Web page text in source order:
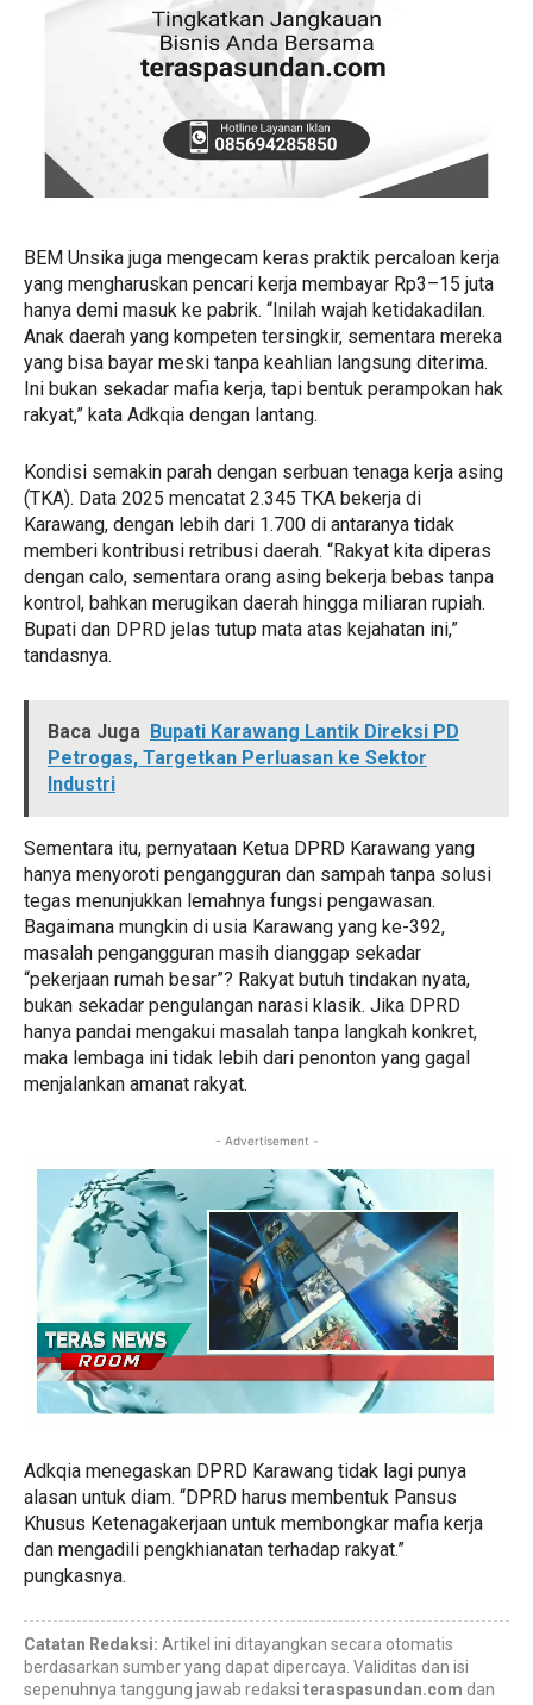
BEM Unsika juga mengecam keras praktik percaloan kerja
yang mengharuskan pencari kerja membayar Rp3–15 juta
hanya demi masuk ke pabrik. “Inilah wajah ketidakadilan.
Anak daerah yang kompeten tersingkir, sementara mereka
yang bisa bayar meski tanpa keahlian langsung diterima.
Ini bukan sekadar mafia kerja, tapi bentuk perampokan hak
rakyat,” kata Adkqia dengan lantang.
Kondisi semakin parah dengan serbuan tenaga kerja asing
(TKA). Data 2025 mencatat 2.345 TKA bekerja di
Karawang, dengan lebih dari 1.700 di antaranya tidak
memberi kontribusi retribusi daerah. “Rakyat kita diperas
dengan calo, sementara orang asing bekerja bebas tanpa
kontrol, bahkan merugikan daerah hingga miliaran rupiah.
Bupati dan DPRD jelas tutup mata atas kejahatan ini,”
tandasnya.
Baca Juga Bupati Karawang Lantik Direksi PD
Petrogas, Targetkan Perluasan ke Sektor
Industri
Sementara itu, pernyataan Ketua DPRD Karawang yang
hanya menyoroti pengangguran dan sampah tanpa solusi
tegas menunjukkan lemahnya fungsi pengawasan.
Bagaimana mungkin di usia Karawang yang ke-392,
masalah pengangguran masih dianggap sekadar
“pekerjaan rumah besar”? Rakyat butuh tindakan nyata,
bukan sekadar pengulangan narasi klasik. Jika DPRD
hanya pandai mengakui masalah tanpa langkah konkret,
maka lembaga ini tidak lebih dari penonton yang gagal
menjalankan amanat rakyat.
- Advertisement -
Adkqia menegaskan DPRD Karawang tidak lagi punya
alasan untuk diam. “DPRD harus membentuk Pansus
Khusus Ketenagakerjaan untuk membongkar mafia kerja
dan mengadili pengkhianatan terhadap rakyat.”
pungkasnya.
Catatan Redaksi: Artikel ini ditayangkan secara otomatis
berdasarkan sumber yang dapat dipercaya. Validitas dan isi
sepenuhnya tanggung jawab redaksi teraspasundan.com dan